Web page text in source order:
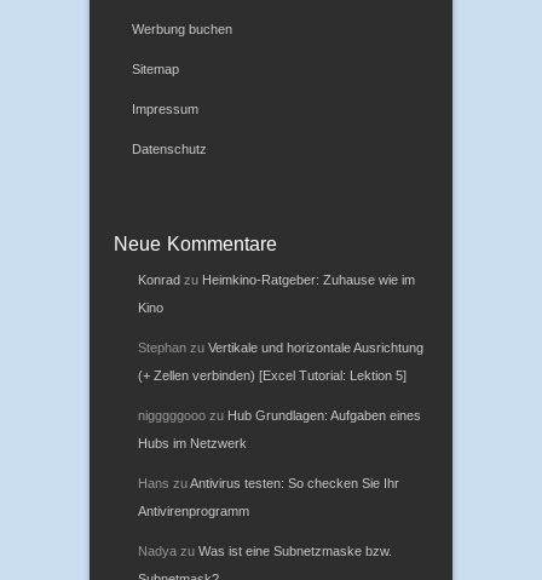
Werbung buchen
Sitemap
Impressum
Datenschutz
Neue Kommentare
Konrad zu Heimkino-Ratgeber: Zuhause wie im
Kino
Stephan zu Vertikale und horizontale Ausrichtung
(+ Zellen verbinden) [Excel Tutorial: Lektion 5]
nigggggooo zu Hub Grundlagen: Aufgaben eines
Hubs im Netzwerk
Hans zuAntivirus testen: So checken Sie Ihr
Antivirenprogramm
Nadya zu Was ist eine Subnetzmaske bzw.